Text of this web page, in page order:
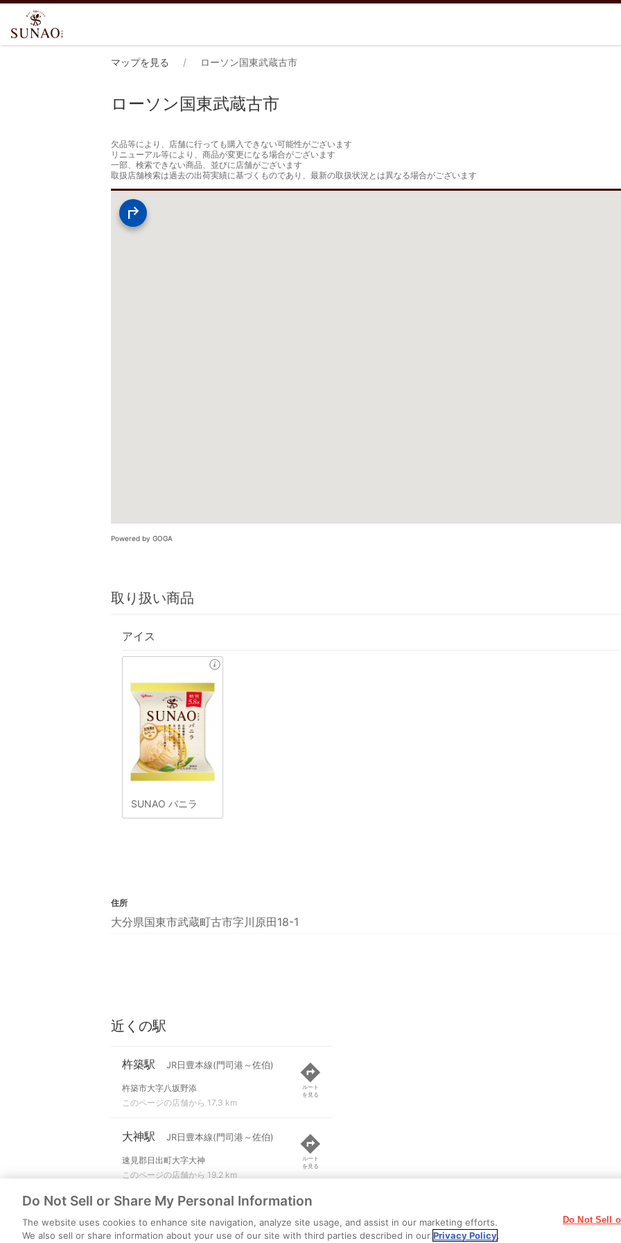
マップを見る ローソン国東武蔵古市
ローソン国東武蔵古市
欠品等により、店舗に行っても購入できない可能性がございます
リニューアル等により、商品が変更になる場合がございます
一部、検索できない商品、並びに店舗がございます
取扱店舗検索は過去の出荷実績に基づくものであり、最新の取扱状況とは異なる場合がございます
Powered by GOGA
取り扱い商品
アイス
SUNAO バニラ
住所
大分県国東市武蔵町古市字川原田18-1
近くの駅
杵築駅 JR日豊本線(門司港～佐伯)
杵築市大字八坂野添
このページの店舗から 17.3 km
ルート
を見る
大神駅 JR日豊本線(門司港～佐伯)
速見郡日出町大字大神
このページの店舗から 19.2 km
ルート
を見る
Do Not Sell or Share My Personal Information
The website uses cookies to enhance site navigation, analyze site usage, and assist in our marketing efforts.
We also sell or share information about your use of our site with third parties described in our Privacy Policy.
Do Not Sell